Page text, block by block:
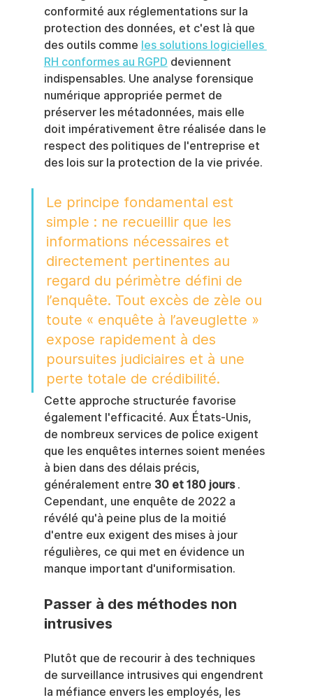
conformité aux réglementations sur la
protection des données, et c'est là que
des outils comme les solutions logicielles
RH conformes au RGPD deviennent
indispensables. Une analyse forensique
numérique appropriée permet de
préserver les métadonnées, mais elle
doit impérativement être réalisée dans le
respect des politiques de l'entreprise et
des lois sur la protection de la vie privée.
Le principe fondamental est
simple : ne recueillir que les
informations nécessaires et
directement pertinentes au
regard du périmètre défini de
l’enquête. Tout excès de zèle ou
toute « enquête à l’aveuglette »
expose rapidement à des
poursuites judiciaires et à une
perte totale de crédibilité.
Cette approche structurée favorise
également l'efficacité. Aux États-Unis,
de nombreux services de police exigent
que les enquêtes internes soient menées
à bien dans des délais précis,
généralement entre 30 et 180 jours .
Cependant, une enquête de 2022 a
révélé qu'à peine plus de la moitié
d'entre eux exigent des mises à jour
régulières, ce qui met en évidence un
manque important d'uniformisation.
Passer à des méthodes non
intrusives
Plutôt que de recourir à des techniques
de surveillance intrusives qui engendrent
la méfiance envers les employés, les